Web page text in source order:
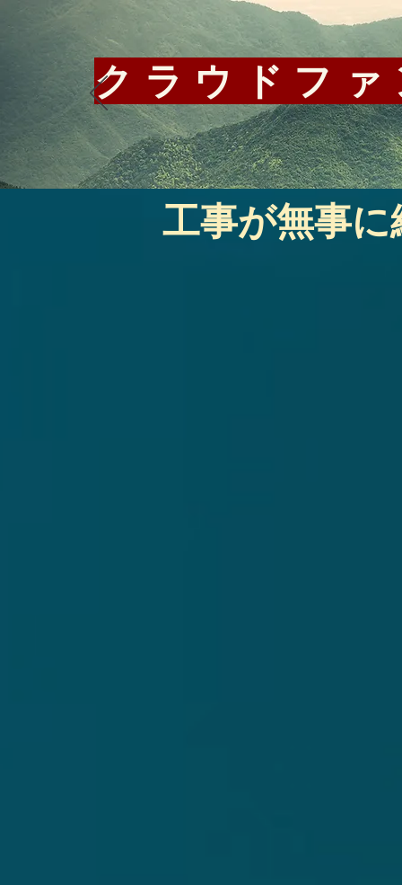
クラウドフ
工事が無事